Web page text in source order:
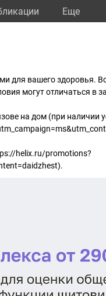
Eще
для вашего здоровья.
могут отличаться в
на дом (при наличии
helix.ru/promotions?